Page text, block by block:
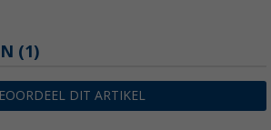
(1)
DIT ARTIKEL